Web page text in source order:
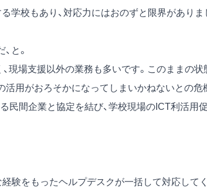
学校もあり、対応力にはおのずと限界がありま
と。
現場支援以外の業務も多いです。このままの状
活用がおろそかになってしまいかねないとの危
民間企業と協定を結び、学校現場のICT利活用促
験をもったヘルプデスクが一括して対応してく